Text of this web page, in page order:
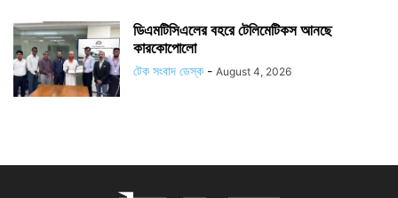
ডিএমটিসিএলের বহরে টেলিমেটিকস আনছে
কারকোপোলো
টেক সংবাদ ডেস্ক - August 4, 2026